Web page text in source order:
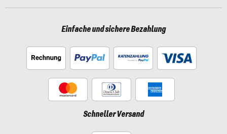
Einfache und sichere Bezahlung
Schneller Versand